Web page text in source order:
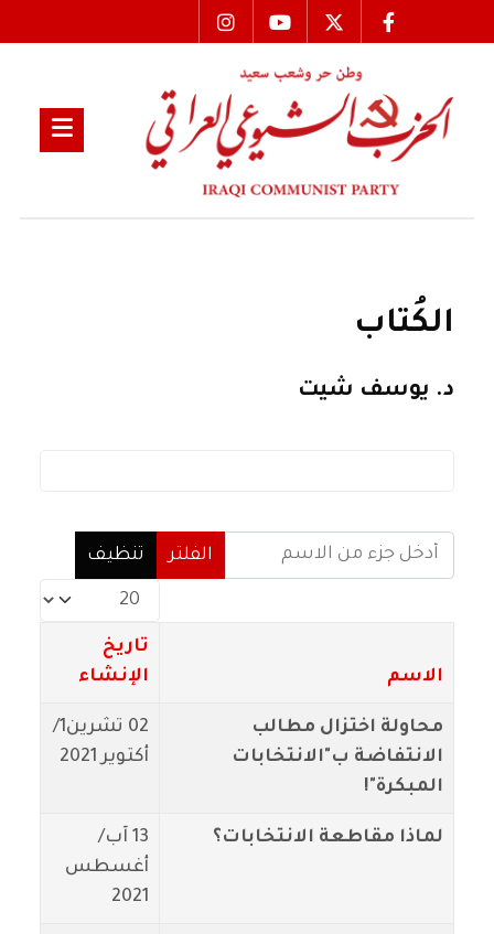
الكُتاب
د. يوسف شيت
أدخل جزء من الاسم
الفلتر
تنظيف
عدد الإظهارات:
الاسم
تاريخ
الإنشاء
محاولة اختزال مطالب
الانتفاضة ب"الانتخابات
المبكرة"!
02 تشرين1/
أكتوير 2021
لماذا مقاطعة الانتخابات؟
13 آب/
أغسطس
2021